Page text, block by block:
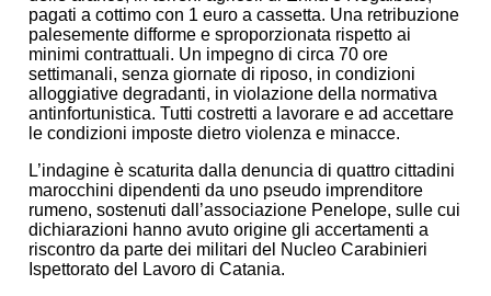
pagati a cottimo con 1 euro a cassetta. Una retribuzione
palesemente difforme e sproporzionata rispetto ai
minimi contrattuali. Un impegno di circa 70 ore
settimanali, senza giornate di riposo, in condizioni
alloggiative degradanti, in violazione della normativa
antinfortunistica. Tutti costretti a lavorare e ad accettare
le condizioni imposte dietro violenza e minacce.
L’indagine è scaturita dalla denuncia di quattro cittadini
marocchini dipendenti da uno pseudo imprenditore
rumeno, sostenuti dall’associazione Penelope, sulle cui
dichiarazioni hanno avuto origine gli accertamenti a
riscontro da parte dei militari del Nucleo Carabinieri
Ispettorato del Lavoro di Catania.